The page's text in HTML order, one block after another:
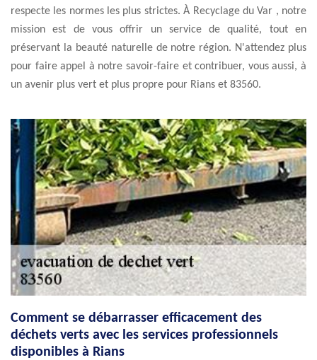
respecte les normes les plus strictes. À Recyclage du Var , notre
mission est de vous offrir un service de qualité, tout en
préservant la beauté naturelle de notre région. N'attendez plus
pour faire appel à notre savoir-faire et contribuer, vous aussi, à
un avenir plus vert et plus propre pour Rians et 83560.
Comment se débarrasser efficacement des
déchets verts avec les services professionnels
disponibles à Rians